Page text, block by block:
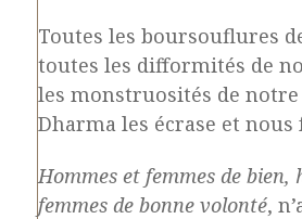
Toutes les boursouflures
toutes les difformités de
les monstruosités de
Dharma les écrase et
Hommes et femmes de bien,
femmes de bonne volonté,